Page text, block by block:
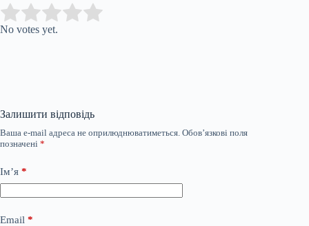
Rate this item:
No votes yet.
Залишити відповідь
Ваша e-mail адреса не оприлюднюватиметься. Обов’язкові поля
позначені *
Ім’я *
Email *